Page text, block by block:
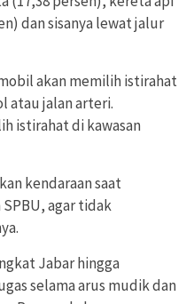
dan sisanya lewat jalur
akan memilih istirahat
atau jalan arteri.
istirahat di kawasan
kendaraan saat
agar tidak
Jabar hingga
selama arus mudik dan